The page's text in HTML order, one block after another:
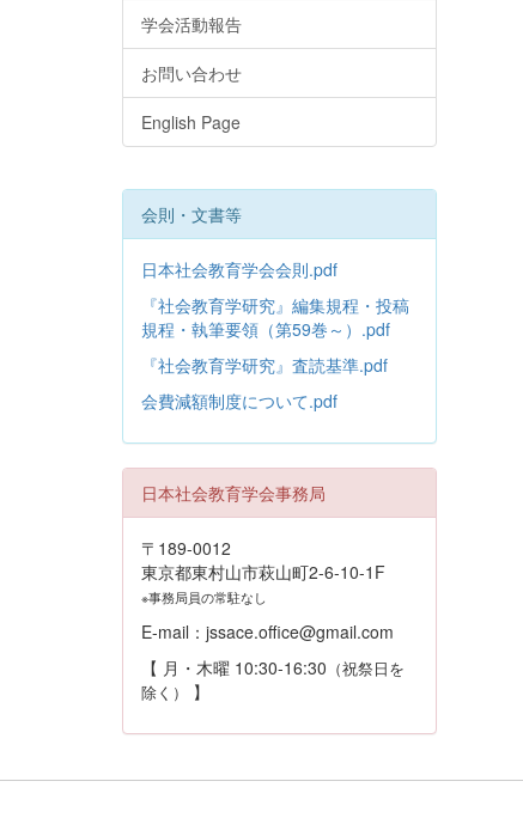
学会活動報告
お問い合わせ
English Page
会則・文書等
日本社会教育学会会則.pdf
『社会教育学研究』編集規程・投稿
規程・執筆要領（第59巻～）.pdf
『社会教育学研究』査読基準.pdf
会費減額制度について.pdf
日本社会教育学会事務局
〒189-0012
東京都東村山市萩山町2-6-10-1F
※事務局員の常駐なし
E-mail：jssace.office@gmail.com
【 月・木曜 10:30-16:30 （祝祭日を
除く）
】